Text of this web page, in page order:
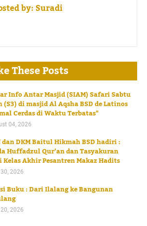
by:Suradi
These Posts
Info Antar Masjid (SIAM) Safari Sabtu
(S3) di masjid Al Aqsha BSD de Latinos
Cerdas di Waktu Terbatas"
04, 2026
dan DKM Baitul Hikmah BSD hadiri :
Huffadzul Qur’an dan Tasyakuran
Akhir Pesantren Makaz Hadits
2026
Buku : Dari Ilalang ke Bangunan
2026